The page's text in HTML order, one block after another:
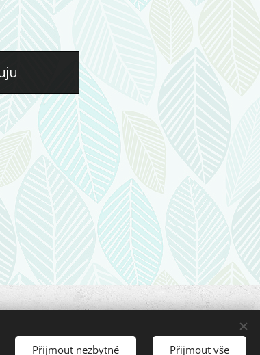
souhlasu majitele.
Přijmout nezbytné Přijmout vše